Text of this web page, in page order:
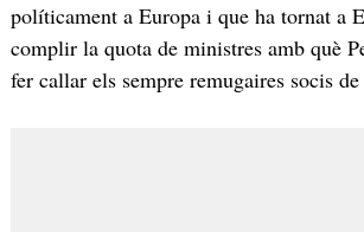
políticament a Europa i que ha tornat a
complir la quota de ministres amb què
fer callar els sempre remugaires socis